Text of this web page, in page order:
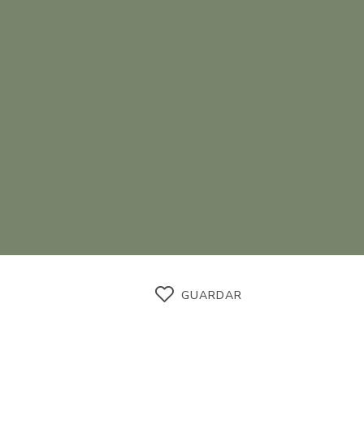
GUARDAR